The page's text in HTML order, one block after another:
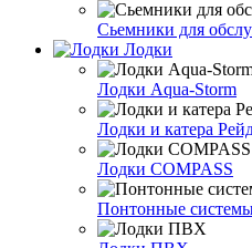
Сьемники для
Лодки
Лодки Aqua-Storm
Лодки и катера
Лодки COMPASS
Понтонные